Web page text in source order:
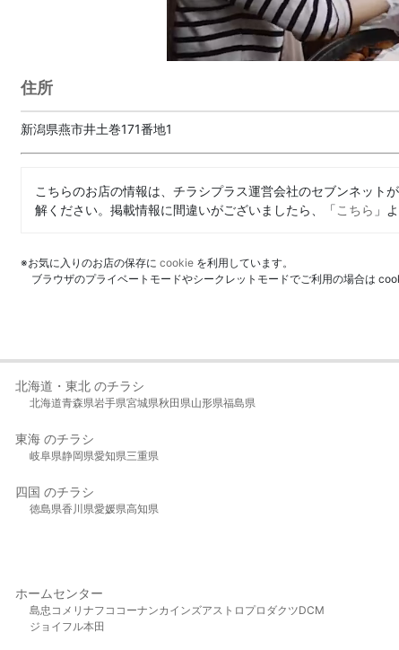
住所
新潟県燕市井土巻171番地1
こちらのお店の情報は、チラシプラス運営会社のセブンネット
解ください。掲載情報に間違いがございましたら、「こちら 」
※お気に入りのお店の保存に cookie を利用しています。
ブラウザのプライベートモードやシークレットモードでご利用の場合は
北海道・東北 のチラシ
北海道青森県岩手県宮城県秋田県山形県福島県
東海 のチラシ
岐阜県静岡県愛知県三重県
四国 のチラシ
徳島県香川県愛媛県高知県
ホームセンター
島忠 コメリ ナフコ コーナンカインズアストロプロダクツDCM
ジョイフル本田